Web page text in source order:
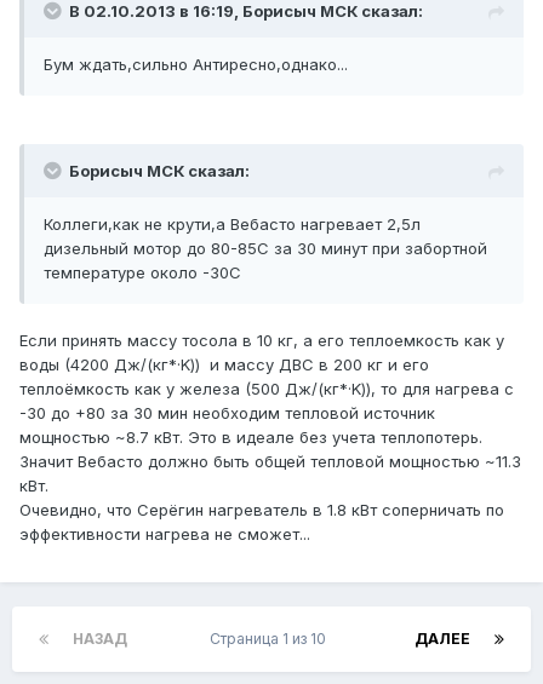
В 02.10.2013 в 16:19, Борисыч МСК сказал:
Бум ждать,сильно Антиресно,однако...
Борисыч МСК сказал:
Коллеги,как не крути,а Вебасто нагревает 2,5л
дизельный мотор до 80-85С за 30 минут при забортной
температуре около -30С
Если принять массу тосола в 10 кг, а его теплоемкость как у
воды (4200 Дж/(кг*·K)) и массу ДВС в 200 кг и его
теплоёмкость как у железа (500 Дж/(кг*·K)), то для нагрева с
-30 до +80 за 30 мин необходим тепловой источник
мощностью ~8.7 кВт. Это в идеале без учета теплопотерь.
Значит Вебасто должно быть общей тепловой мощностью ~11.3
кВт.
Очевидно, что Серёгин нагреватель в 1.8 кВт соперничать по
эффективности нагрева не сможет...
НАЗАД ДАЛЕЕ
Страница 1 из 10